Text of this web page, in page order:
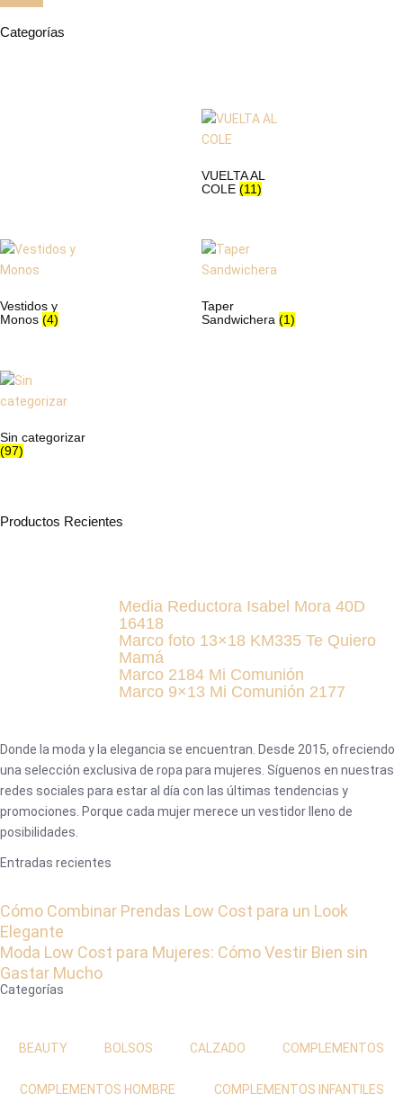
Categorías
VUELTA AL
COLE (11)
Vestidos y
Monos (4)
Taper
Sandwichera (1)
Sin categorizar
(97)
Productos Recientes
Media Reductora Isabel Mora 40D
16418
Marco foto 13×18 KM335 Te Quiero
Mamá
Marco 2184 Mi Comunión
Marco 9×13 Mi Comunión 2177
Donde la moda y la elegancia se encuentran. Desde 2015, ofreciendo
una selección exclusiva de ropa para mujeres. Síguenos en nuestras
redes sociales para estar al día con las últimas tendencias y
promociones. Porque cada mujer merece un vestidor lleno de
posibilidades.
Entradas recientes
Cómo Combinar Prendas Low Cost para un Look
Elegante
Moda Low Cost para Mujeres: Cómo Vestir Bien sin
Gastar Mucho
Categorías
BEAUTY BOLSOS CALZADO COMPLEMENTOS
COMPLEMENTOS HOMBRE COMPLEMENTOS INFANTILES